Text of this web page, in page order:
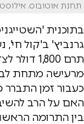
תחנת אוטובוס.
בתוכנית
גרנביץ' ב'קול חי',
תרם
מרעישה מתחת
כעבור זמן התברר
האם על הרב